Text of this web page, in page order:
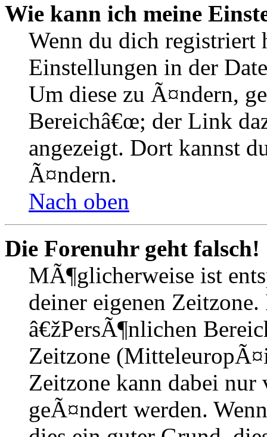
Wie kann ich meine
Wenn du dich registriert
Einstellungen in der
Um diese zu Ã¤ndern,
Bereichâ€œ; der Link
angezeigt. Dort kannst
Ã¤ndern.
Nach oben
Die Forenuhr geht falsch!
MÃ¶glicherweise ist
deiner eigenen
â€žPersÃ¶nlichen
Zeitzone
Zeitzone kann dabei
geÃ¤ndert werden.